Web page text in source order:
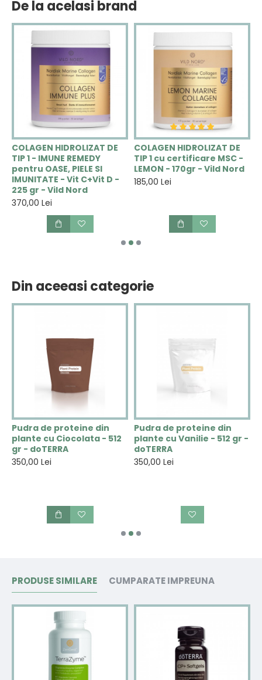
De la acelasi brand
COLAGEN HIDROLIZAT DE
TIP 1 - IMUNE REMEDY
pentru OASE, PIELE SI
IMUNITATE - Vit C+Vit D -
225 gr - Vild Nord
370,00 Lei
COLAGEN HIDROLIZAT DE
TIP 1 cu certificare MSC -
LEMON - 170gr - Vild Nord
185,00 Lei
Din aceeasi categorie
Pudra de proteine din
plante cu Ciocolata - 512
gr - doTERRA
350,00 Lei
Pudra de proteine din
plante cu Vanilie - 512 gr -
doTERRA
350,00 Lei
PRODUSE SIMILARE CUMPARATE IMPREUNA